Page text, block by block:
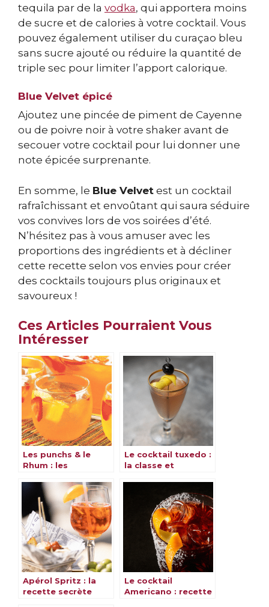
tequila par de la vodka, qui apportera moins
de sucre et de calories à votre cocktail. Vous
pouvez également utiliser du curaçao bleu
sans sucre ajouté ou réduire la quantité de
triple sec pour limiter l’apport calorique.
Blue Velvet épicé
Ajoutez une pincée de piment de Cayenne
ou de poivre noir à votre shaker avant de
secouer votre cocktail pour lui donner une
note épicée surprenante.
En somme, le Blue Velvet est un cocktail
rafraîchissant et envoûtant qui saura séduire
vos convives lors de vos soirées d’été.
N’hésitez pas à vous amuser avec les
proportions des ingrédients et à décliner
cette recette selon vos envies pour créer
des cocktails toujours plus originaux et
savoureux !
Ces Articles Pourraient Vous
Intéresser
Les punchs & le
Rhum : les
Le cocktail tuxedo :
la classe et
Apérol Spritz : la
recette secrète
Le cocktail
Americano : recette